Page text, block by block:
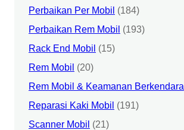
Perbaikan Per Mobil (184)
Perbaikan Rem Mobil (193)
Rack End Mobil (15)
Rem Mobil (20)
Rem Mobil & Keamanan Berkendara
Reparasi Kaki Mobil (191)
Scanner Mobil (21)